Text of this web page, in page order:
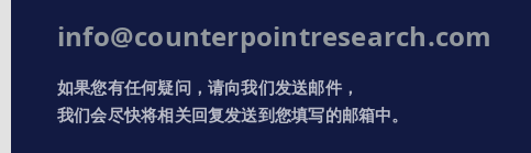
info@counterpointresearch.com
如果您有任何疑问，请向我们发送邮件，
我们会尽快将相关回复发送到您填写的邮箱中。